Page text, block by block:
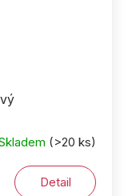
(>20 ks)
Detail